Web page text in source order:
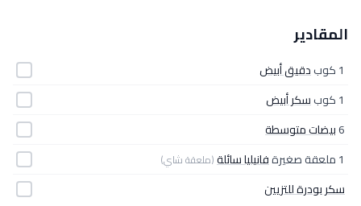
المقادير
1 كوب
دقيق أبيض
1 كوب
سكر أبيض
6بيضات متوسطة
1 ملعقة صغيرة
فانيليا سائلة(ملعقة شاي)
سكر بودرة للتزيين